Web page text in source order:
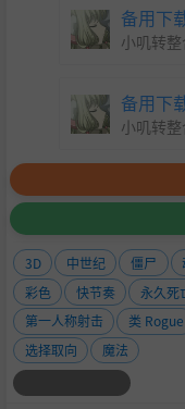
备用下
小叽转
备用下
小叽转
3D 中世纪 僵尸
彩色
快节奏 永久死
第一人称射击
类 Rogue
选择取向
魔法